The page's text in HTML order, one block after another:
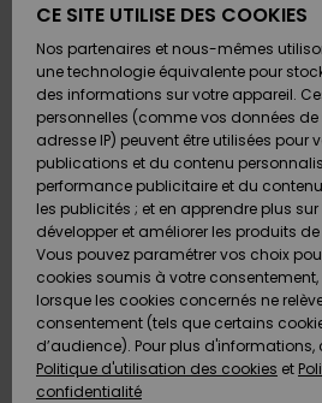
Chaussures
& Tongs
Surf
Snow
Nouveautés
Chaussures
& Tongs
Surf
Snow
Nouveautés
FEMME
A
Découvrir
Snow
SURF
Surf
Shop
Enfant
Highlights
Communauté
SNOW
Snow
Shop
Enfant
Snow
Shop
Femme
A
Découvrir
Communauté
OUTLET
Enfant
Outlet
Femme
AIDE &
CONTACT
Retours
Paiement
Carte
Cadeau
Quiksilver
Freedom
Protection
des
MAGASINS
CE SITE UTILISE DES COOKIES
Nos partenaires et nous-mêmes
une technologie équivalente pour
des informations sur votre appareil.
personnelles (comme vos données
adresse IP) peuvent être utilisées pour
publications et du contenu
performance publicitaire et du
les publicités ; et en apprendre plus
développer et améliorer les produits
Vous pouvez paramétrer vos choix
cookies soumis à votre
lorsque les cookies concernés ne
consentement (tels que certains
d’audience). Pour plus d'informations,
Politique d'utilisation des cookies et
confidentialité